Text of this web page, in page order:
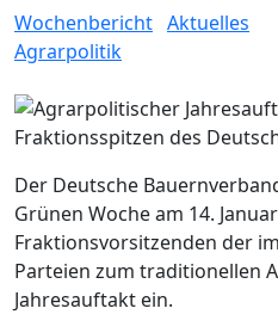
Wochenbericht Aktuelles
Agrarpolitik
Der Deutsche
Grünen Woche am 14.
Fraktionsvorsitzenden der
Parteien zum traditionellen
Jahresauftakt ein.